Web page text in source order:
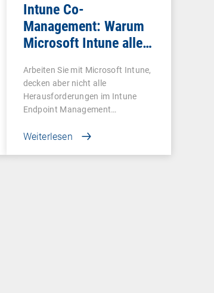
Intune Co-
Management: Warum
Microsoft Intune allein
Arbeiten Sie mit Microsoft Intune,
decken aber nicht alle
Herausforderungen im Intune
Endpoint Management…
Weiterlesen